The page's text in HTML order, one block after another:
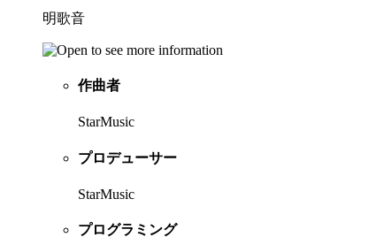
明歌音
作曲者
StarMusic
プロデューサー
StarMusic
プログラミング